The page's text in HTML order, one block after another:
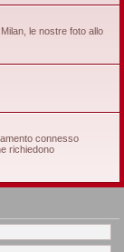
le nostre foto allo
connesso
richiedono